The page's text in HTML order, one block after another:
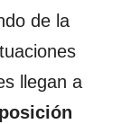
de la
llegan a